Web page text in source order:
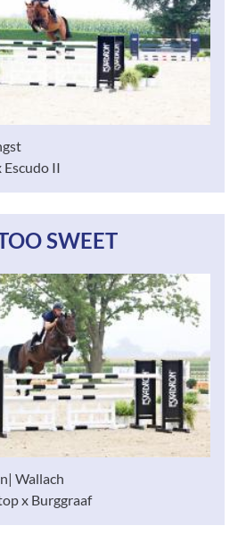
Escudo II
SWEET
Wallach
x Burggraaf